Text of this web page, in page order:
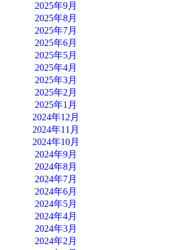
2025年9月
2025年8月
2025年7月
2025年6月
2025年5月
2025年4月
2025年3月
2025年2月
2025年1月
2024年12月
2024年11月
2024年10月
2024年9月
2024年8月
2024年7月
2024年6月
2024年5月
2024年4月
2024年3月
2024年2月